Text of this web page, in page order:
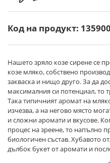
Код на продукт:
Нашето зряло козе сирене се
козе мляко, собствено
закваска и нищо друго. За да
максималния си потенциал, то
Така типичният аромат на
изчезва, а на негово място
и сложни аромати и вкусове.
процес на зреене, то напълно
биологичен състав. Хубавото
дълбок букет от аромати и